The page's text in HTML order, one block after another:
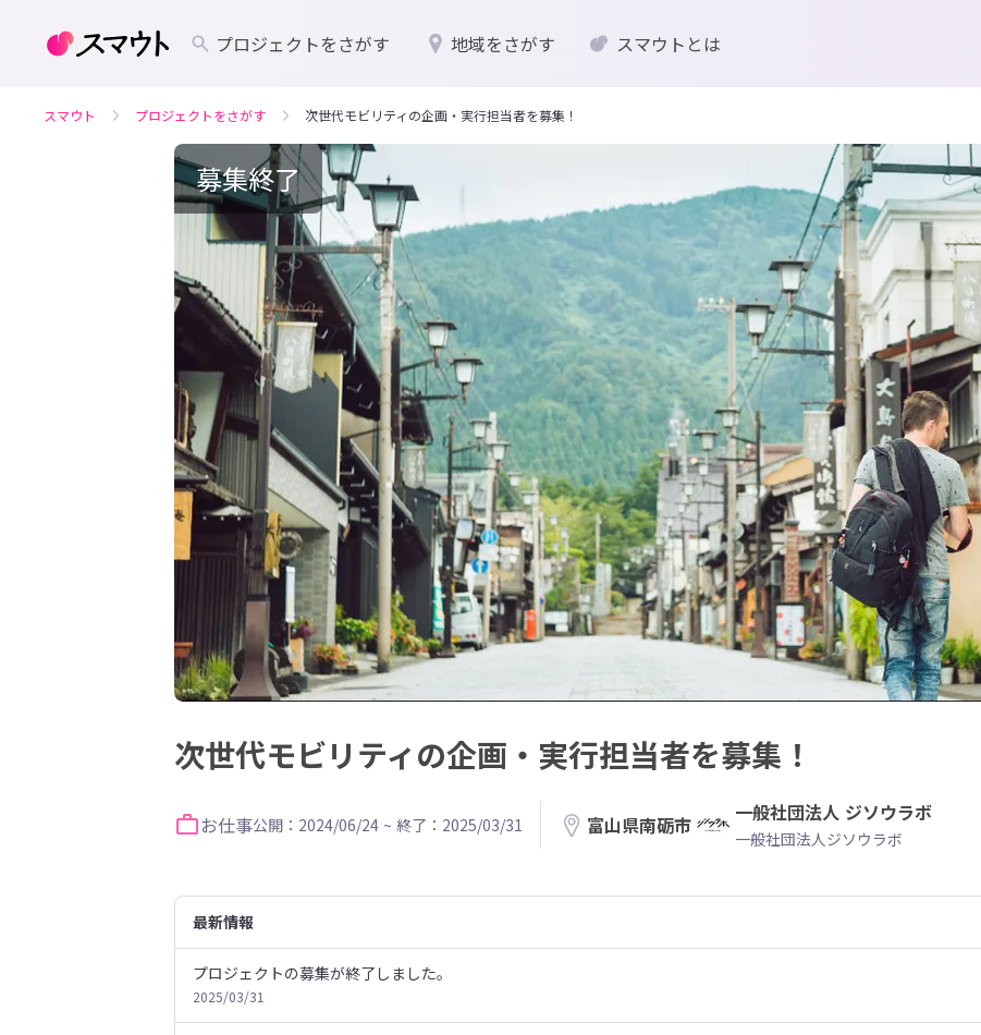
プロジェクトをさがす 地域をさがす スマウトとは
スマウト プロジェクトをさがす 次世代モビリティの企画・実行担当者を募集！
募集終了
次世代モビリティの企画・実行担当者を募集！
お仕事公開：2024/06/24 ~ 終了：2025/03/31 富山県南砺市 一般社団法人 ジソウラボ
一般社団法人ジソウラボ
最新情報
プロジェクトの募集が終了しました。
2025/03/31